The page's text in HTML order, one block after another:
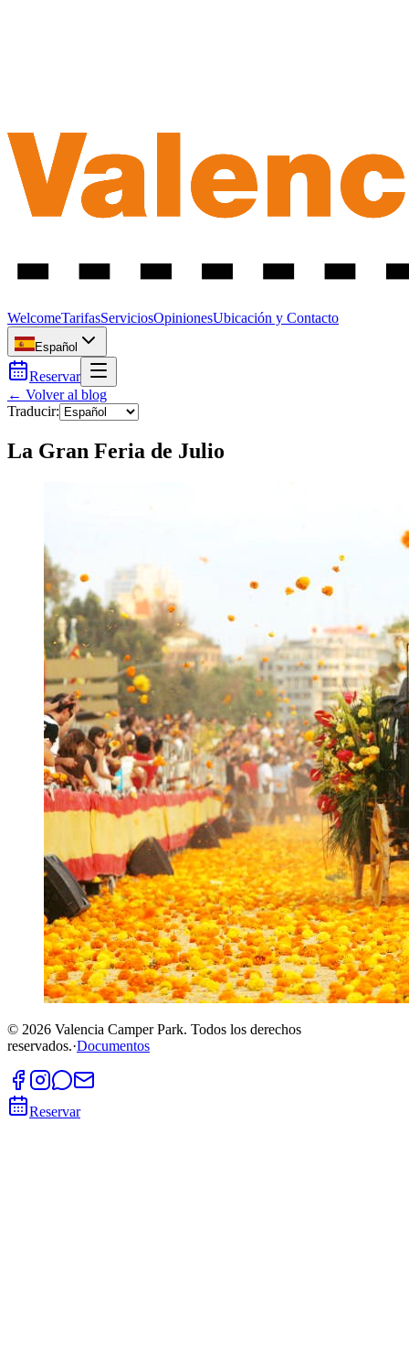
WelcomeTarifasServiciosOpinionesUbicación y Contacto
Español
Reservar
← Volver al blog
Traducir:
La Gran Feria de Julio
© 2026 Valencia Camper Park. Todos los derechos
reservados.·Documentos
Reservar